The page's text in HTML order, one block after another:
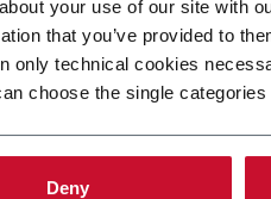
your use of our site with
that you’ve provided to
only technical cookies
choose the single
Deny
le più recenti soluzioni
clicca qui